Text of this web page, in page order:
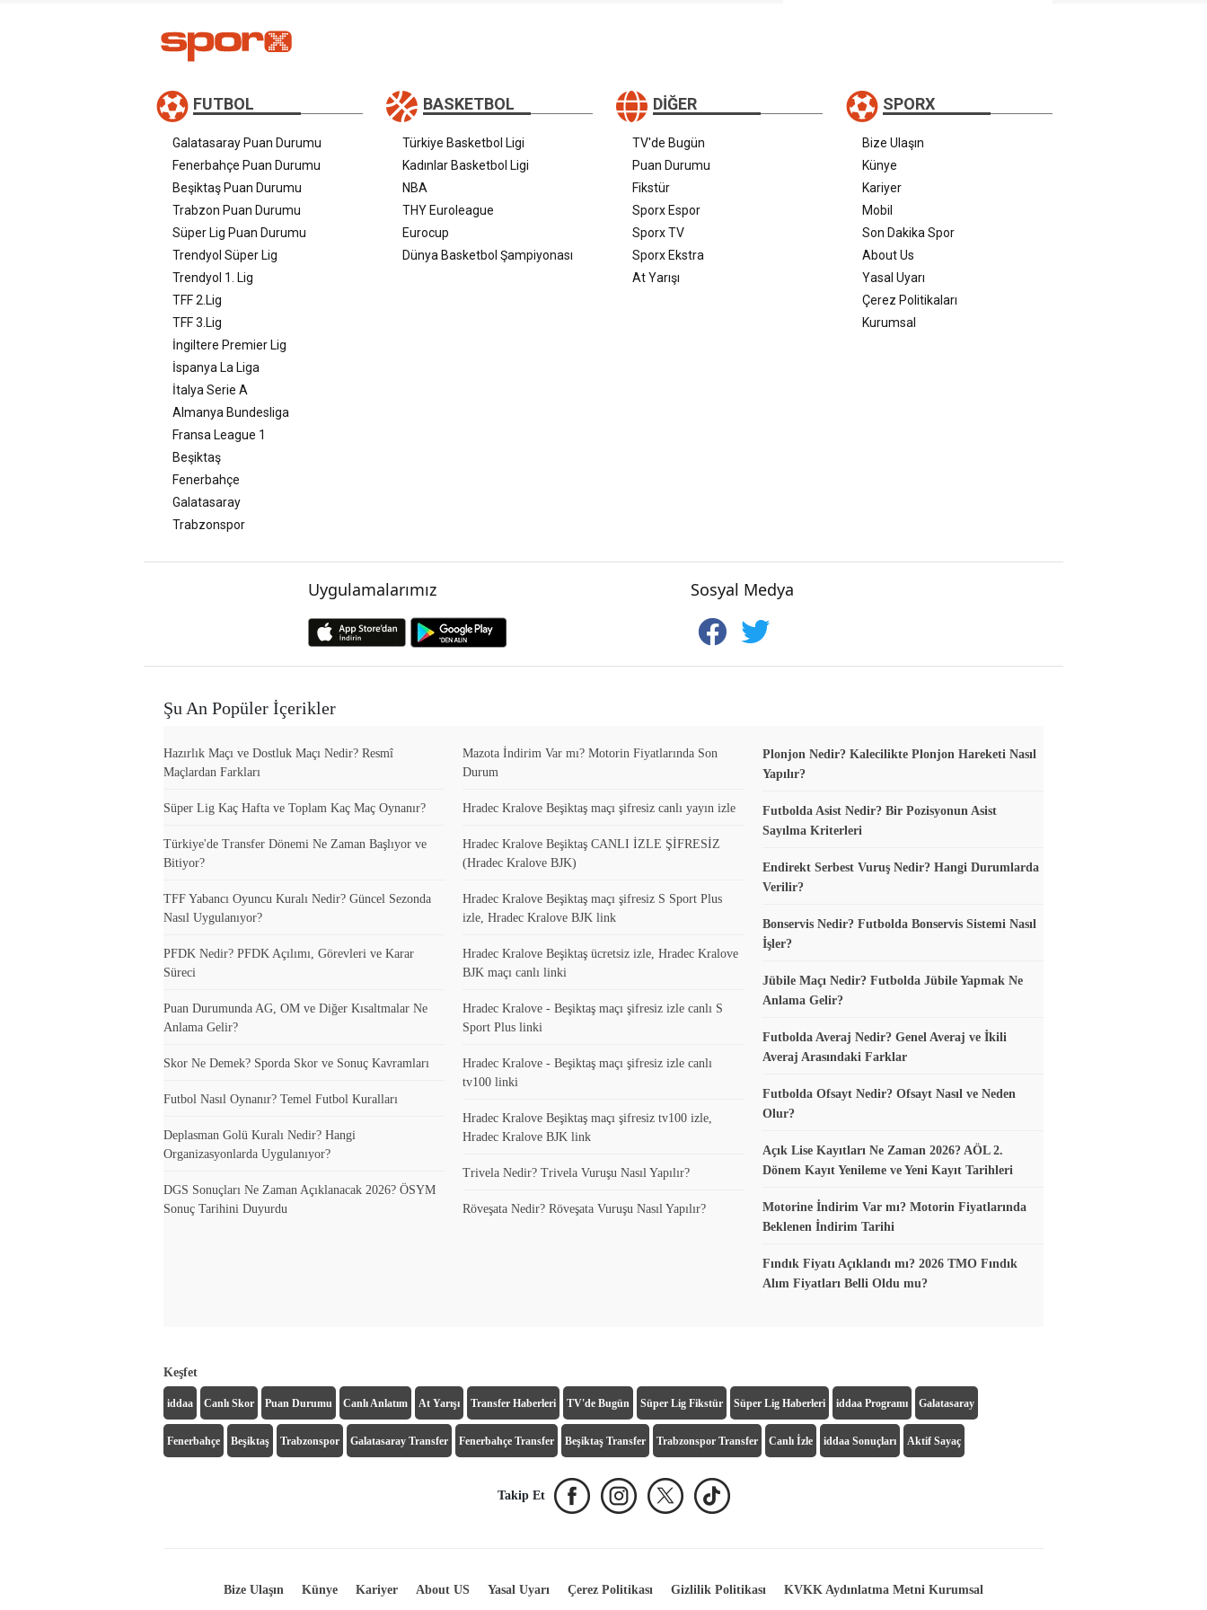
FUTBOL
Galatasaray Puan Durumu
Fenerbahçe Puan Durumu
Beşiktaş Puan Durumu
Trabzon Puan Durumu
Süper Lig Puan Durumu
Trendyol Süper Lig
Trendyol 1. Lig
TFF 2.Lig
TFF 3.Lig
İngiltere Premier Lig
İspanya La Liga
İtalya Serie A
Almanya Bundesliga
Fransa League 1
Beşiktaş
Fenerbahçe
Galatasaray
Trabzonspor
BASKETBOL
Türkiye Basketbol Ligi
Kadınlar Basketbol Ligi
NBA
THY Euroleague
Eurocup
Dünya Basketbol Şampiyonası
DIĞER
TV'de Bugün
Puan Durumu
Fikstür
Sporx Espor
Sporx TV
Sporx Ekstra
At Yarışı
SPORX
Bize Ulaşın
Künye
Kariyer
Mobil
Son Dakika Spor
About Us
Yasal Uyarı
Çerez Politikaları
Kurumsal
Uygulamalarımız Sosyal Medya
Şu An Popüler İçerikler
Hazırlık Maçı ve Dostluk Maçı Nedir? Resmî
Maçlardan Farkları
Süper Lig Kaç Hafta ve Toplam Kaç Maç Oynanır?
Türkiye'de Transfer Dönemi Ne Zaman Başlıyor ve
Bitiyor?
TFF Yabancı Oyuncu Kuralı Nedir? Güncel Sezonda
Nasıl Uygulanıyor?
PFDK Nedir? PFDK Açılımı, Görevleri ve Karar
Süreci
Puan Durumunda AG, OM ve Diğer Kısaltmalar Ne
Anlama Gelir?
Skor Ne Demek? Sporda Skor ve Sonuç Kavramları
Futbol Nasıl Oynanır? Temel Futbol Kuralları
Deplasman Golü Kuralı Nedir? Hangi
Organizasyonlarda Uygulanıyor?
DGS Sonuçları Ne Zaman Açıklanacak 2026? ÖSYM
Sonuç Tarihini Duyurdu
Mazota İndirim Var mı? Motorin Fiyatlarında Son
Durum
Hradec Kralove Beşiktaş maçı şifresiz canlı yayın izle
Hradec Kralove Beşiktaş CANLI İZLE ŞİFRESİZ
(Hradec Kralove BJK)
Hradec Kralove Beşiktaş maçı şifresiz S Sport Plus
izle, Hradec Kralove BJK link
Hradec Kralove Beşiktaş ücretsiz izle, Hradec Kralove
BJK maçı canlı linki
Hradec Kralove - Beşiktaş maçı şifresiz izle canlı S
Sport Plus linki
Hradec Kralove - Beşiktaş maçı şifresiz izle canlı
tv100 linki
Hradec Kralove Beşiktaş maçı şifresiz tv100 izle,
Hradec Kralove BJK link
Trivela Nedir? Trivela Vuruşu Nasıl Yapılır?
Röveşata Nedir? Röveşata Vuruşu Nasıl Yapılır?
Plonjon Nedir? Kalecilikte Plonjon Hareketi Nasıl
Yapılır?
Futbolda Asist Nedir? Bir Pozisyonun Asist
Sayılma Kriterleri
Endirekt Serbest Vuruş Nedir? Hangi Durumlarda
Verilir?
Bonservis Nedir? Futbolda Bonservis Sistemi Nasıl
İşler?
Jübile Maçı Nedir? Futbolda Jübile Yapmak Ne
Anlama Gelir?
Futbolda Averaj Nedir? Genel Averaj ve İkili
Averaj Arasındaki Farklar
Futbolda Ofsayt Nedir? Ofsayt Nasıl ve Neden
Olur?
Açık Lise Kayıtları Ne Zaman 2026? AÖL 2.
Dönem Kayıt Yenileme ve Yeni Kayıt Tarihleri
Motorine İndirim Var mı? Motorin Fiyatlarında
Beklenen İndirim Tarihi
Fındık Fiyatı Açıklandı mı? 2026 TMO Fındık
Alım Fiyatları Belli Oldu mu?
Keşfet
iddaa Canlı Skor Puan Durumu Canlı Anlatım At Yarışı Transfer Haberleri TV'de Bugün Süper Lig Fikstür Süper Lig Haberleri iddaa Programı Galatasaray
Fenerbahçe Beşiktaş Trabzonspor Galatasaray Transfer Fenerbahçe Transfer Beşiktaş Transfer Trabzonspor Transfer Canlı İzle iddaa Sonuçları Aktif Sayaç
Takip Et
Bize Ulaşın Künye Kariyer About US Yasal Uyarı Çerez Politikası Gizlilik Politikası KVKK Aydınlatma Metni Kurumsal